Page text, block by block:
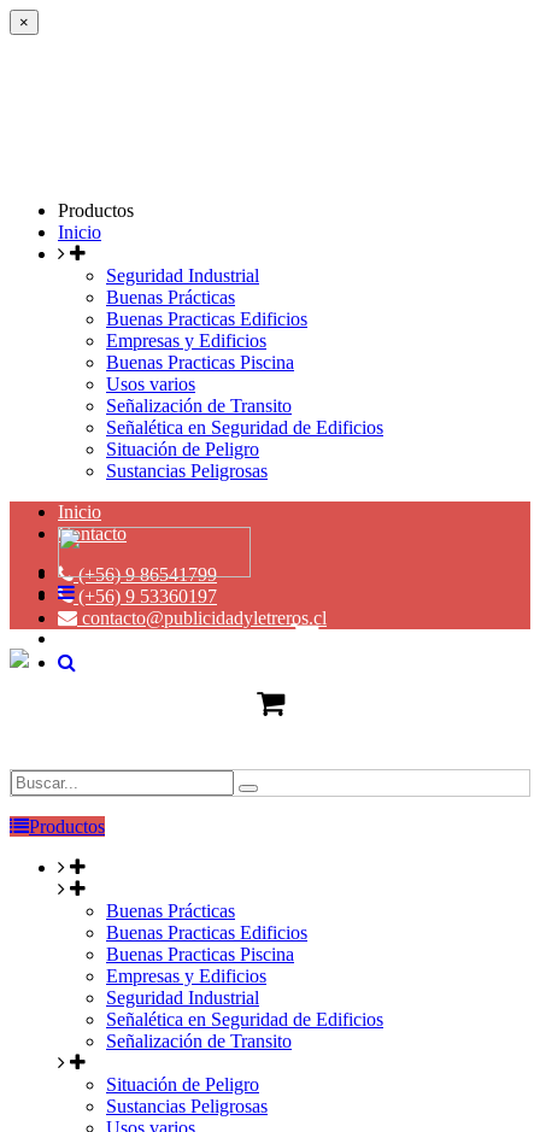
×
Productos
Inicio
Seguridad Industrial
Buenas Prácticas
Buenas Practicas Edificios
Empresas y Edificios
Buenas Practicas Piscina
Usos varios
Señalización de Transito
Señalética en Seguridad de Edificios
Situación de Peligro
Sustancias Peligrosas
Inicio
Contacto
(+56) 9 86541799
(+56) 9 53360197
contacto@publicidadyletreros.cl
Productos
Buenas Prácticas
Buenas Practicas Edificios
Buenas Practicas Piscina
Empresas y Edificios
Seguridad Industrial
Señalética en Seguridad de Edificios
Señalización de Transito
Situación de Peligro
Sustancias Peligrosas